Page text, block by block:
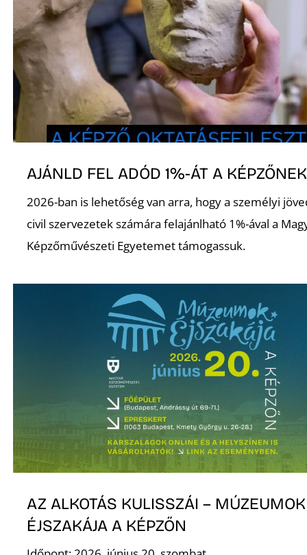
AJÁNLD FEL ADÓD 1%-ÁT A KÉPZŐNEK
2026-ban is lehetőség van arra, hogy a személyi
civil szervezetek számára felajánlható 1%-ával a
Képzőművészeti Egyetemet támogassuk.
AZ ALKOTÁS KULISSZÁI – MÚZEUMOK
ÉJSZAKÁJA A KÉPZŐN